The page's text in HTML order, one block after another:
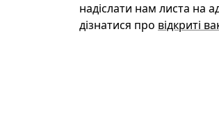
надіслати нам листа на
дізнатися про відкриті